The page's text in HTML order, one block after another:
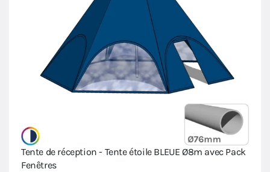
Tente de réception - Tente étoile BLEUE Ø8m avec Pack
Fenêtres